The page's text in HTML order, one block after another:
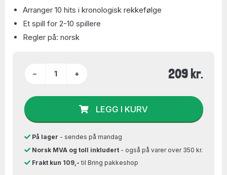
Arranger 10 hits i kronologisk rekkefølge
Et spill for 2-10 spillere
Regler på: norsk
− + 209 kr.
LEGG I KURV
På lager - sendes på mandag
Norsk MVA og toll inkludert- også på varer over 350 kr.
Frakt kun 109,- til Bring pakkeshop